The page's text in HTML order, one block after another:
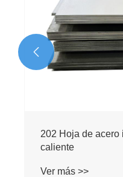
202 Hoja de
caliente
Ver más >>
